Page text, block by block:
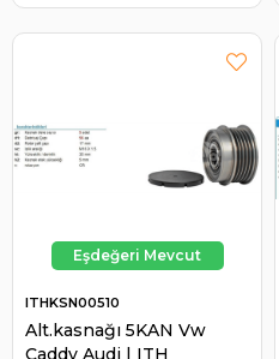
Alt.kasnağı 5KAN Vw
Caddy Audi | ITH
ITHKSN00510